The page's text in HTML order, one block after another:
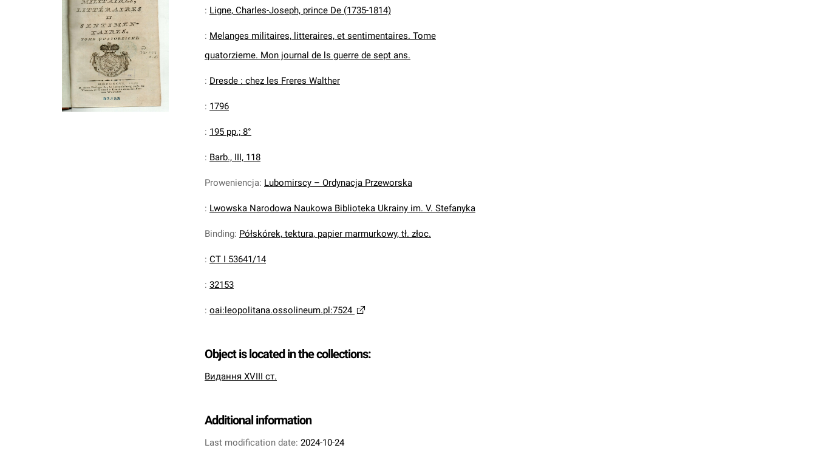
: Ligne, Charles-Joseph, prince De (1735-1814)
: Melanges militaires, litteraires, et sentimentaires. Tome
quatorzieme. Mon journal de ls guerre de sept ans.
: Dresde : chez les Freres Walther
: 1796
: 195 pp.; 8°
: Barb., III, 118
Proweniencja: Lubomirscy – Ordynacja Przeworska
: Lwowska Narodowa Naukowa Biblioteka Ukrainy im. V. Stefanyka
Binding: Półskórek, tektura, papier marmurkowy, tł. złoc.
: CT I 53641/14
: 32153
: oai:leopolitana.ossolineum.pl:7524
Object is located in the collections:
Видання XVIII ст.
Additional information
Last modification date: 2024-10-24